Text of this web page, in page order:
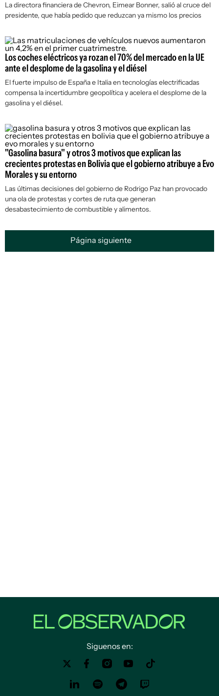
La directora financiera de Chevron, Eimear Bonner, salió al cruce del
presidente, que había pedido que reduzcan ya mismo los precios
Los coches eléctricos ya rozan el 70% del mercado en la UE
ante el desplome de la gasolina y el diésel
El fuerte impulso de España e Italia en tecnologías electrificadas
compensa la incertidumbre geopolítica y acelera el desplome de la
gasolina y el diésel.
"Gasolina basura" y otros 3 motivos que explican las
crecientes protestas en Bolivia que el gobierno atribuye a Evo
Morales y su entorno
Las últimas decisiones del gobierno de Rodrigo Paz han provocado
una ola de protestas y cortes de ruta que generan
desabastecimiento de combustible y alimentos.
Página siguiente
Siguenos en: